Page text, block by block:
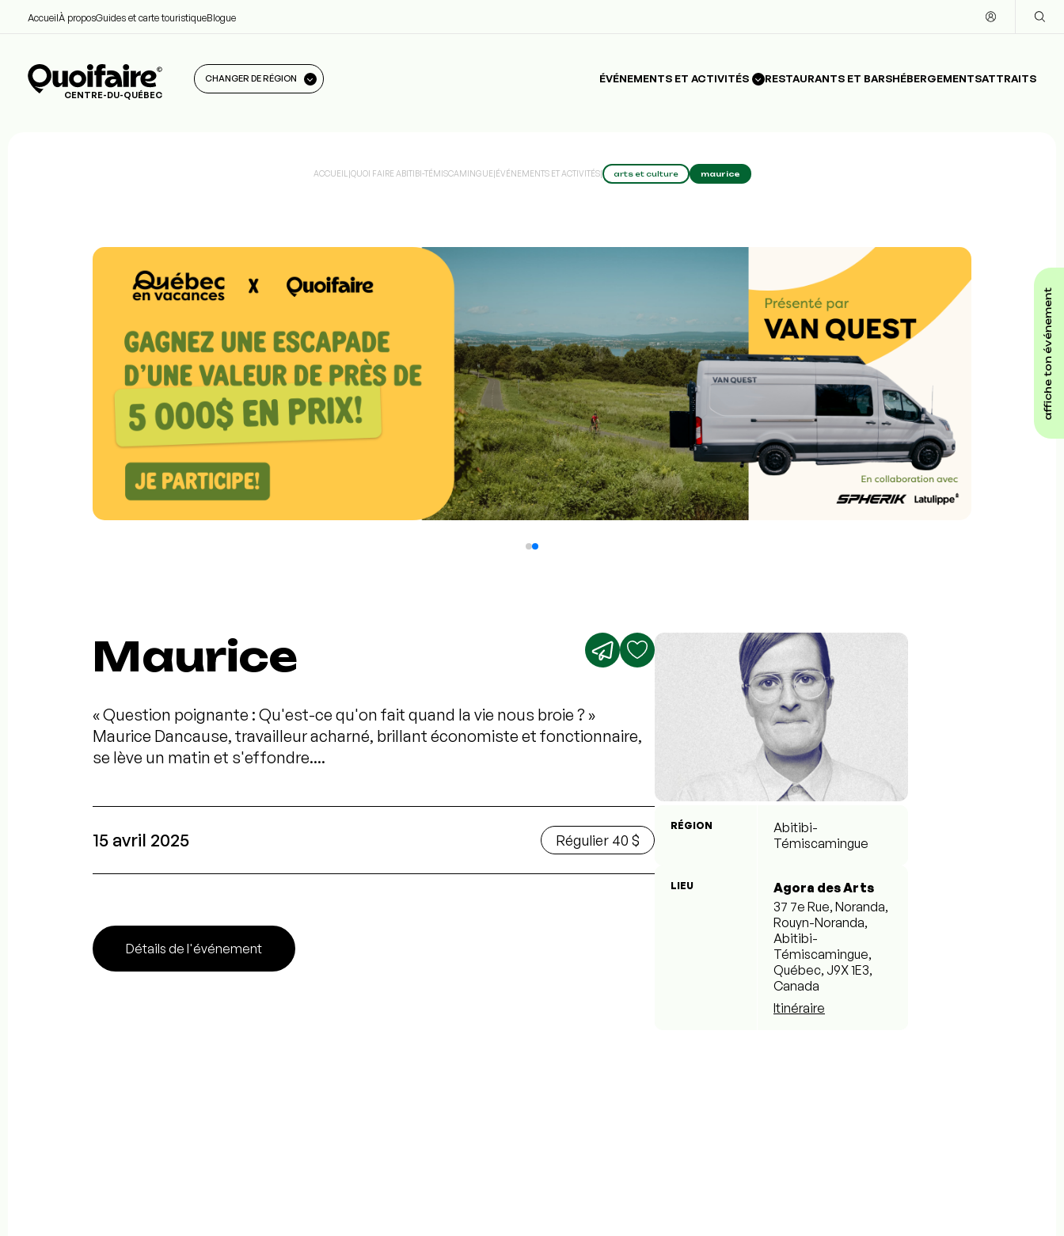
AccueilÀ proposGuides et carte touristiqueBlogue
CENTRE-DU-QUÉBEC
CHANGER DE RÉGION ÉVÉNEMENTS ET ACTIVITÉS RESTAURANTS ET BARSHÉBERGEMENTSATTRAITS
affiche ton événement
ACCUEIL |QUOI FAIRE ABITIBI-TÉMISCAMINGUE|ÉVÉNEMENTS ET ACTIVITÉS| arts et culture maurice
Maurice
« Question poignante : Qu'est-ce qu'on fait quand la vie nous broie ? »
Maurice Dancause, travailleur acharné, brillant économiste et fonctionnaire,
se lève un matin et s'effondre....
15 avril 2025 Régulier 40 $
Détails de l'événement
RÉGION
Abitibi-
Témiscamingue
LIEU
Agora des Arts
37 7e Rue, Noranda,
Rouyn-Noranda,
Abitibi-
Témiscamingue,
Québec, J9X 1E3,
Canada
Itinéraire